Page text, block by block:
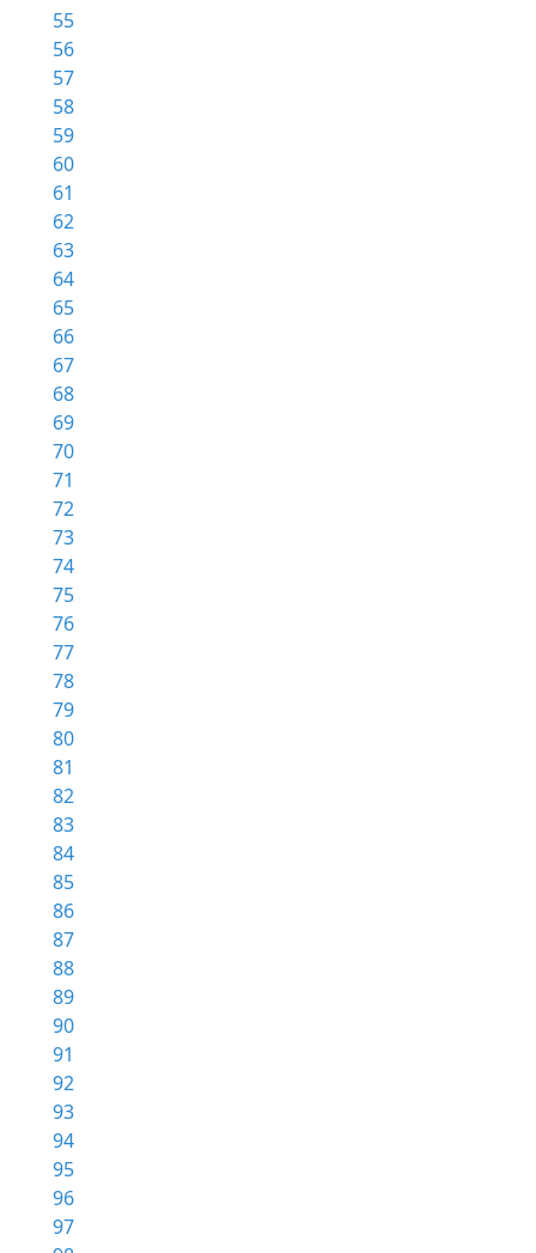
55
56
57
58
59
60
61
62
63
64
65
66
67
68
69
70
71
72
73
74
75
76
77
78
79
80
81
82
83
84
85
86
87
88
89
90
91
92
93
94
95
96
97